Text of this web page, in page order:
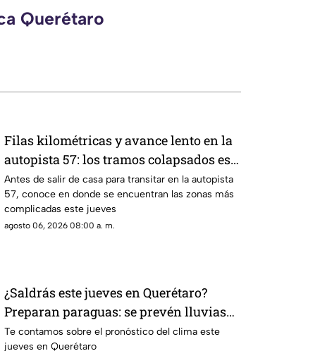
Querétaro
Filas kilométricas y avance lento en la
autopista 57: los tramos colapsados este
jueves 6 de agosto
Antes de salir de casa para transitar en la autopista
57, conoce en donde se encuentran las zonas más
complicadas este jueves
agosto 06, 2026 08:00 a. m.
¿Saldrás este jueves en Querétaro?
Preparan paraguas: se prevén lluvias
de hasta 55% y contraste térmico
Te contamos sobre el pronóstico del clima este
jueves en Querétaro